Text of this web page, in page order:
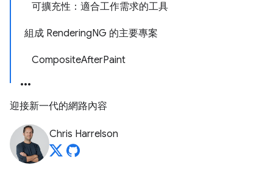
可擴充性：適合工作需求的工具
組成 RenderingNG 的主要專案
CompositeAfterPaint
迎接新一代的網路內容
Chris Harrelson